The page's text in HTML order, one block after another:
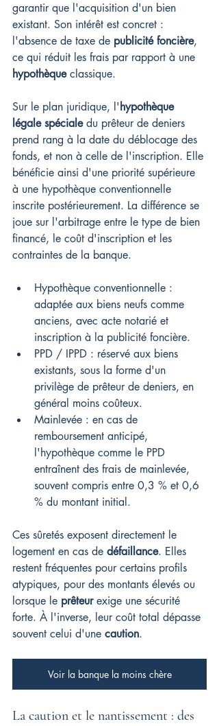
garantir que l'acquisition d'un bien
existant. Son intérêt est concret :
l'absence de taxe de publicité foncière,
ce qui réduit les frais par rapport à une
hypothèque classique.
Sur le plan juridique, l' hypothèque
légale spéciale du prêteur de deniers
prend rang à la date du déblocage des
fonds, et non à celle de l'inscription. Elle
bénéficie ainsi d'une priorité supérieure
à une hypothèque conventionnelle
inscrite postérieurement. La différence se
joue sur l'arbitrage entre le type de bien
financé, le coût d'inscription et les
contraintes de la banque.
Hypothèque conventionnelle :
adaptée aux biens neufs comme
anciens, avec acte notarié et
inscription à la publicité foncière.
PPD / IPPD : réservé aux biens
existants, sous la forme d'un
privilège de prêteur de deniers, en
général moins coûteux.
Mainlevée : en cas de
remboursement anticipé,
l'hypothèque comme le PPD
entraînent des frais de mainlevée,
souvent compris entre 0,3 % et 0,6
% du montant initial.
Ces sûretés exposent directement le
logement en cas de défaillance. Elles
restent fréquentes pour certains profils
atypiques, pour des montants élevés ou
lorsque le prêteur exige une sécurité
forte. À l'inverse, leur coût total dépasse
souvent celui d'une caution.
Voir la banque la moins chère
La caution et le nantissement : des